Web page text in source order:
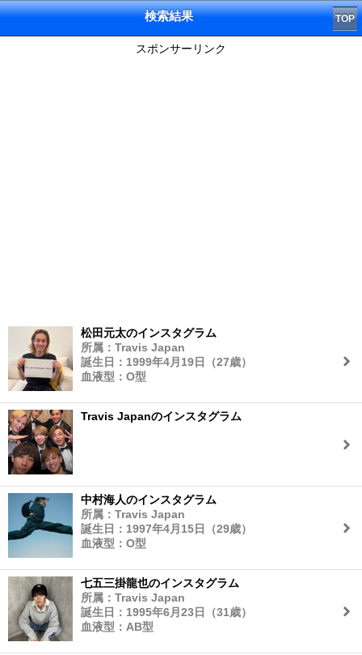
検索結果 TOP
スポンサーリンク
松田元太のインスタグラム
所属：Travis Japan
誕生日：1999年4月19日（27歳）
血液型：O型
Travis Japanのインスタグラム
中村海人のインスタグラム
所属：Travis Japan
誕生日：1997年4月15日（29歳）
血液型：O型
七五三掛龍也のインスタグラム
所属：Travis Japan
誕生日：1995年6月23日（31歳）
血液型：AB型